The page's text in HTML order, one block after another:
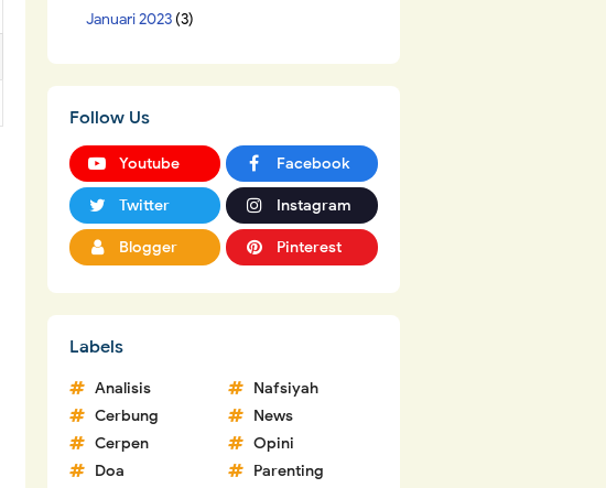
Januari 2023(3)
Follow Us
Youtube Facebook
Twitter Instagram
Blogger Pinterest
Labels
Analisis
Cerbung
Cerpen
Doa
Nafsiyah
News
Opini
Parenting